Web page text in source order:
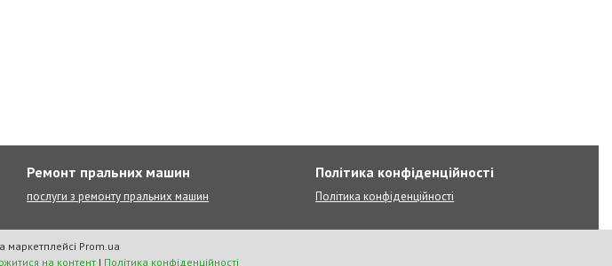
Ремонт пральних машин
послуги з ремонту пральних машин
Політика конфіденційності
Політика конфіденційності
маркетплейсі Prom.ua
на контент | Політика конфіденційності